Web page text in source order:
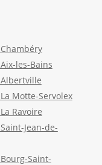
les-Bains
Motte-Servolex
Ravoire
Jean-de-
Saint-